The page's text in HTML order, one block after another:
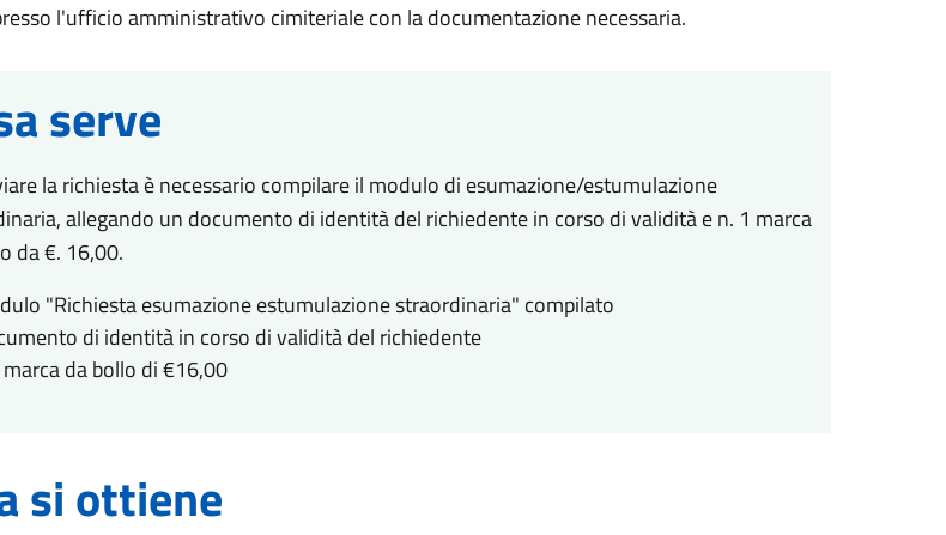
l'ufficio amministrativo cimiteriale con la documentazione necessaria.
serve
la richiesta è necessario compilare il modulo di esumazione/estumulazione
allegando un documento di identità del richiedente in corso di validità e n. 1 marca
da €. 16,00.
"Richiesta esumazione estumulazione straordinaria" compilato
di identità in corso di validità del richiedente
da bollo di €16,00
si ottiene